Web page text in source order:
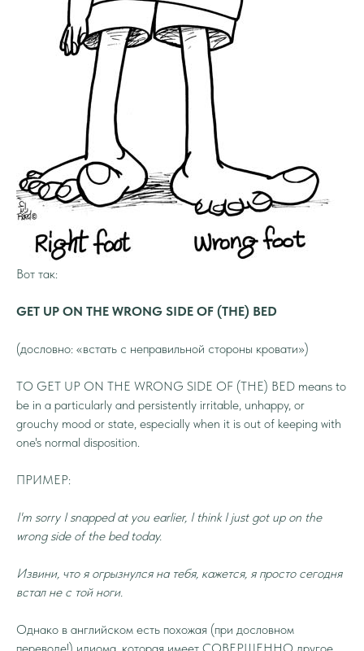
Вот так:
GET UP ON THE WRONG SIDE OF (THE) BED
(дословно: «встать с неправильной стороны кровати»)
TO GET UP ON THE WRONG SIDE OF (THE) BED means to
be in a particularly and persistently irritable, unhappy, or
grouchy mood or state, especially when it is out of keeping with
one's normal disposition.
ПРИМЕР:
I'm sorry I snapped at you earlier, I think I just got up on the
wrong side of the bed today.
Извини, что я огрызнулся на тебя, кажется, я просто сегодня
встал не с той ноги.
Однако в английском есть похожая (при дословном